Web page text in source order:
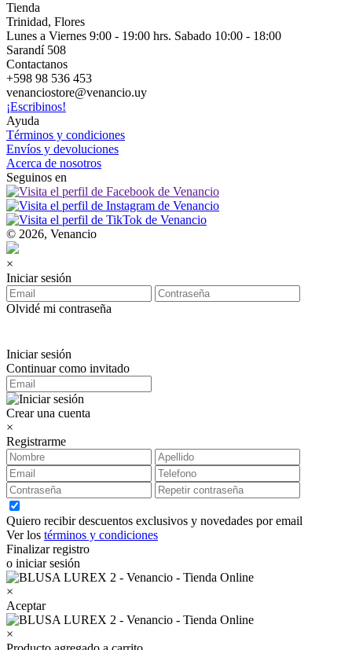
Tienda
Trinidad, Flores
Lunes a Viernes 9:00 - 19:00 hrs. Sabado 10:00 - 18:00
Sarandí 508
Contactanos
+598 98 536 453
venanciostore@venancio.uy
¡Escribinos!
Ayuda
Términos y condiciones
Envíos y devoluciones
Acerca de nosotros
Seguinos en
© 2026, Venancio
×
Iniciar sesión
Olvidé mi contraseña
Iniciar sesión
Continuar como invitado
Crear una cuenta
×
Registrarme
Quiero recibir descuentos exclusivos y novedades por email
Ver los términos y condiciones
Finalizar registro
o iniciar sesión
×
Aceptar
×